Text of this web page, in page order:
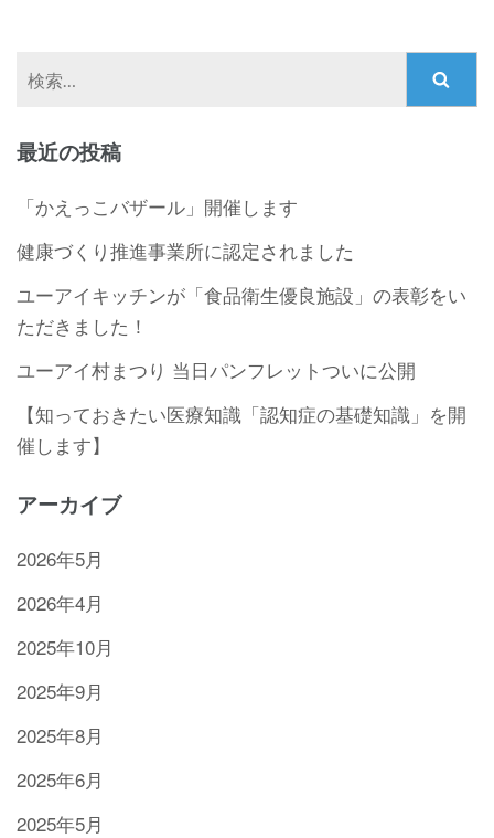
最近の投稿
「かえっこバザール」開催します
健康づくり推進事業所に認定されました
ユーアイキッチンが「食品衛生優良施設」の表彰をい
ただきました！
ユーアイ村まつり 当日パンフレットついに公開
【知っておきたい医療知識「認知症の基礎知識」を開
催します】
アーカイブ
2026年5月
2026年4月
2025年10月
2025年9月
2025年8月
2025年6月
2025年5月